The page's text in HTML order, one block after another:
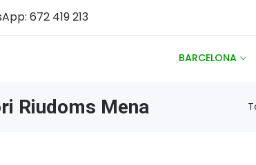
672 419 213
BARCELONA
Riudoms Mena